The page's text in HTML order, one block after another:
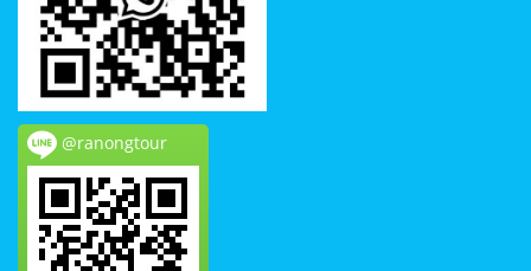
@ranongtour